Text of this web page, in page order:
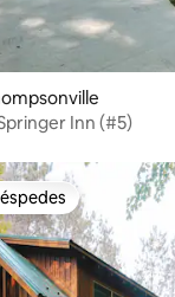
Inn (#5)
entre huéspedes